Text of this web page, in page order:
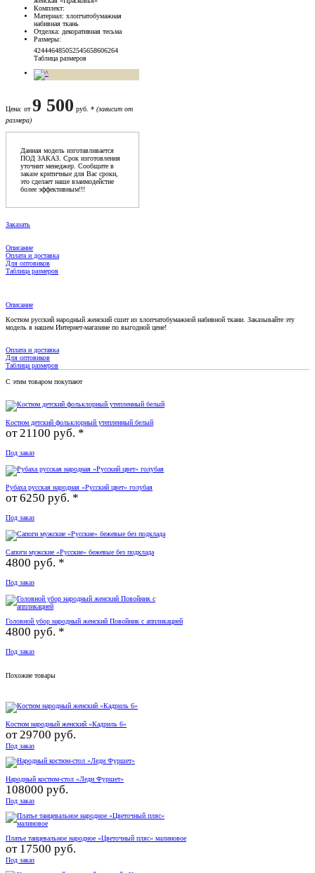
Комплект:
Материал: хлопчатобумажная
набивная ткань
Отделка: декоративная тесьма
Размеры:
424446485052545658606264
Таблица размеров
Цена: от9 500 руб. * (зависит от
размера)
Данная модель изготавливается
ПОД ЗАКАЗ. Срок изготовления
уточнит менеджер. Сообщите в
заказе критичные для Вас сроки,
это сделает наше взаимодейстие
более эффективным!!!
Заказать
Описание
Оплата и доставка
Для оптовиков
Таблица размеров
Описание
Костюм русский народный женский сшит из хлопчатобумажной набивной ткани. Заказывайте эту
модель в нашем Интернет-магазине по выгодной цене!
Оплата и доставка
Для оптовиков
Таблица размеров
С этим товаром покупают
Костюм детский фольклорный утепленный белый
от21100 руб. *
Под заказ
Рубаха русская народная «Русский цвет» голубая
от6250 руб. *
Под заказ
Сапоги мужские «Русские» бежевые без подклада
4800 руб. *
Под заказ
Головной убор народный женский Повойник с аппликацией
4800 руб. *
Под заказ
Похожие товары
Костюм народный женский «Кадриль 6»
от29700 руб.
Под заказ
Народный костюм-стол «Леди Фуршет»
108000 руб.
Под заказ
Платье танцевальное народное «Цветочный пляс» малиновое
от 17500 руб.
Под заказ